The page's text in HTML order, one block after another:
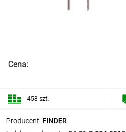
Producent: FINDER
Cena:
458 szt.